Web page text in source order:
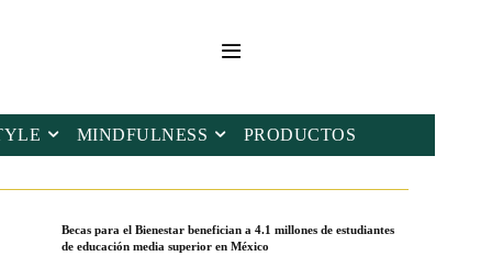
MINDFULNESS PRODUCTOS
Becas para el Bienestar benefician a 4.1 millones de estudiantes
de educación media superior en México